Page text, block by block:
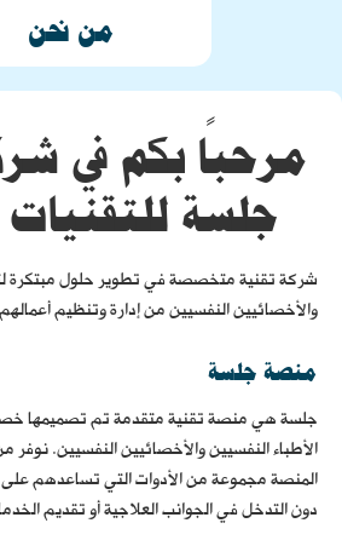
من نحن
مرحبًا بكم في
جلسة للتقنيات
شركة تقنية متخصصة في تطوير حلول مبتكرة
والأخصائيين النفسيين من إدارة وتنظيم
منصة جلسة
جلسة هي منصة تقنية متقدمة تم تصميمها
الأطباء النفسيين والأخصائيين النفسيين.
المنصة مجموعة من الأدوات التي تساعدهم
دون التدخل في الجوانب العلاجية أو تقديم